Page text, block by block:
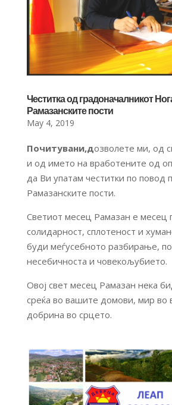
Честитка од градоначалникот
Рамазанските пости
May 4, 2019
Почитувани,дозволете ми, од
и од името на вработените од
да Ви упатам честитки по повод
Рамазанските пости.
Светиот месец Рамазан е месец
солидарност, сплотеност и
буди меѓусебното разбирање,
несебичноста и човекољубието.
Овој свет месец Рамазан нека
среќа во вашите домови, мир
добрина во срцето.